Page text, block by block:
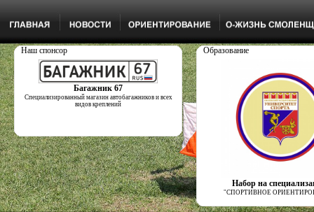
Наш спонсор
Багажник 67
Специализированный магазин автобагажников и всех
видов креплений
Образование
Набор на
"СПОРТИВНОЕ